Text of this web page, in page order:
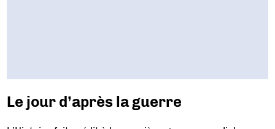
Le jour d’après la guerre